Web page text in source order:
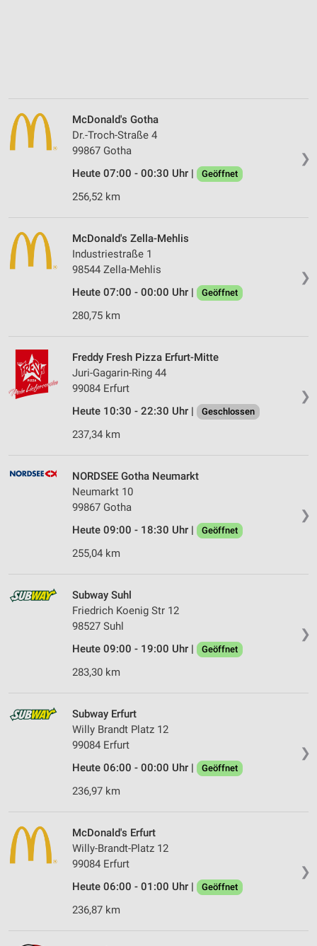
❯
McDonald's Gotha
Dr.-Troch-Straße 4
99867 Gotha
Heute 07:00 - 00:30 Uhr |
Geöffnet
256,52 km
❯
McDonald's Zella-Mehlis
Industriestraße 1
98544 Zella-Mehlis
Heute 07:00 - 00:00 Uhr |
Geöffnet
280,75 km
❯
Freddy Fresh Pizza Erfurt-Mitte
Juri-Gagarin-Ring 44
99084 Erfurt
Heute 10:30 - 22:30 Uhr |
Geschlossen
237,34 km
❯
NORDSEE Gotha Neumarkt
Neumarkt 10
99867 Gotha
Heute 09:00 - 18:30 Uhr |
Geöffnet
255,04 km
❯
Subway Suhl
Friedrich Koenig Str 12
98527 Suhl
Heute 09:00 - 19:00 Uhr |
Geöffnet
283,30 km
❯
Subway Erfurt
Willy Brandt Platz 12
99084 Erfurt
Heute 06:00 - 00:00 Uhr |
Geöffnet
236,97 km
❯
McDonald's Erfurt
Willy-Brandt-Platz 12
99084 Erfurt
Heute 06:00 - 01:00 Uhr |
Geöffnet
236,87 km